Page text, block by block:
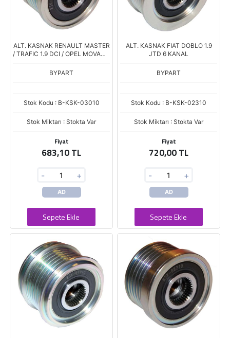
ALT. KASNAK RENAULT MASTER
/ TRAFIC 1.9 DCI / OPEL MOVANO
BYPART
Stok Kodu : B-KSK-03010
Stok Miktarı : Stokta Var
Fiyat
683,10 TL
- +
AD
Sepete Ekle
ALT. KASNAK FIAT DOBLO 1.9
JTD 6 KANAL
BYPART
Stok Kodu : B-KSK-02310
Stok Miktarı : Stokta Var
Fiyat
720,00 TL
- +
AD
Sepete Ekle